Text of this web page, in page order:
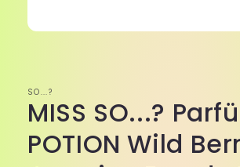
SO...?
MISS SO...?
POTION Wild